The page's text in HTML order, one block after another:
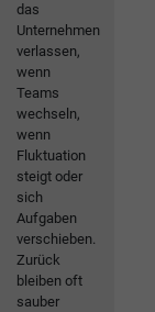
das
Unternehmen
verlassen,
wenn
Teams
wechseln,
wenn
Fluktuation
steigt oder
sich
Aufgaben
verschieben.
Zurück
bleiben oft
sauber